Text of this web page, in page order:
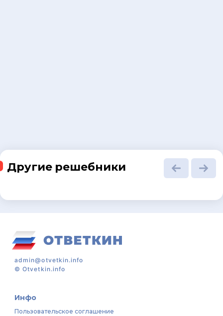
Другие решебники
admin@otvetkin.info
©Otvetkin.info
Инфо
Пользовательское соглашение